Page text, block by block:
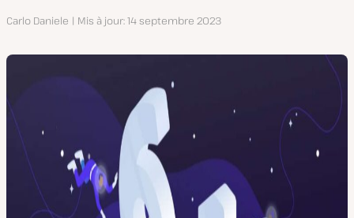
Auteur
Carlo Daniele Mis à jour 14 septembre 2023